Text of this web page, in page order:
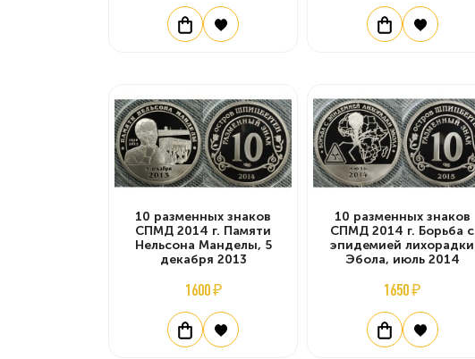
10 разменных знаков
СПМД 2014 г. Памяти
Нельсона Манделы, 5
декабря 2013
1600 ₽
10 разменных знаков
СПМД 2014 г. Борьба с
эпидемией лихорадки
Эбола, июль 2014
1650 ₽